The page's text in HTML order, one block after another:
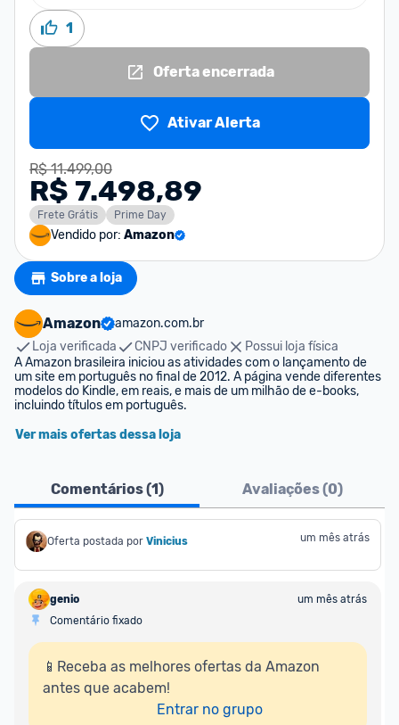
1
Oferta encerrada
Ativar Alerta
R$ 11.499,00
R$ 7.498,89
Frete Grátis Prime Day
Vendido por: Amazon
Sobre a loja
Amazon
amazon.com.br
Loja verificada
CNPJ verificado
Possui loja física
A Amazon brasileira iniciou as atividades com o lançamento de
um site em português no final de 2012. A página vende diferentes
modelos do Kindle, em reais, e mais de um milhão de e-books,
incluindo títulos em português.
Ver mais ofertas dessa loja
Comentários (1) Avaliações (0)
Oferta postada por Vinicius um mês atrás
genio
um mês atrás
Comentário fixado
📱Receba as melhores ofertas da Amazon
antes que acabem!
Entrar no grupo